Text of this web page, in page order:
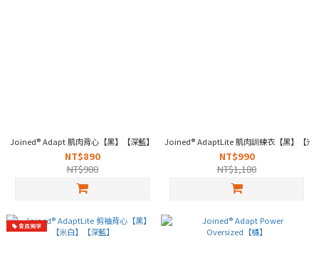
Joined® Adapt 肌肉背心【黑】【深藍】【米白】【紫】【銀灰】
NT$890
NT$980
Joined® AdaptLite 肌肉訓練衣【黑】【米
NT$990
NT$1,180
會員獨享